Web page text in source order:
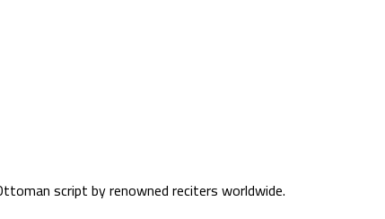
script by renowned reciters worldwide.